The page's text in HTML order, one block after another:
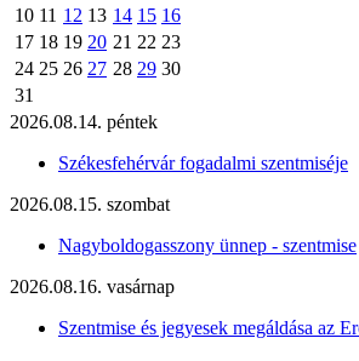
10 11 12 13 14 15 16
17 18 19 20 21 22 23
24 25 26 27 28 29 30
31
2026.08.14. péntek
Székesfehérvár fogadalmi szentmiséje
2026.08.15. szombat
Nagyboldogasszony ünnep - szentmise
2026.08.16. vasárnap
Szentmise és jegyesek megáldása az